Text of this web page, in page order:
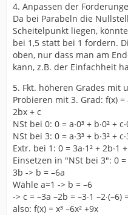
4. Anpassen der
Da bei Parabeln die
Scheitelpunkt liegen,
bei 1,5 statt bei 1 fordern.
oben, nur dass man am
kann, z.B. der Einfachheit
5. Fkt. höheren Grades mit
Probieren mit 3. Grad: f(x) =
2bx + c
NSt bei 0: 0 = a∙0³ + b∙0² +
NSt bei 3: 0 = a∙3³ + b∙3² +
Extr. bei 1: 0 = 3a∙1² + 2b∙1
Einsetzen in "NSt bei 3": 0 =
3b -> b = –6a
Wähle a=1 -> b = –6
-> c = –3a –2b = –3∙1 –2∙(–6)
also: f(x) = x³ –6x² +9x